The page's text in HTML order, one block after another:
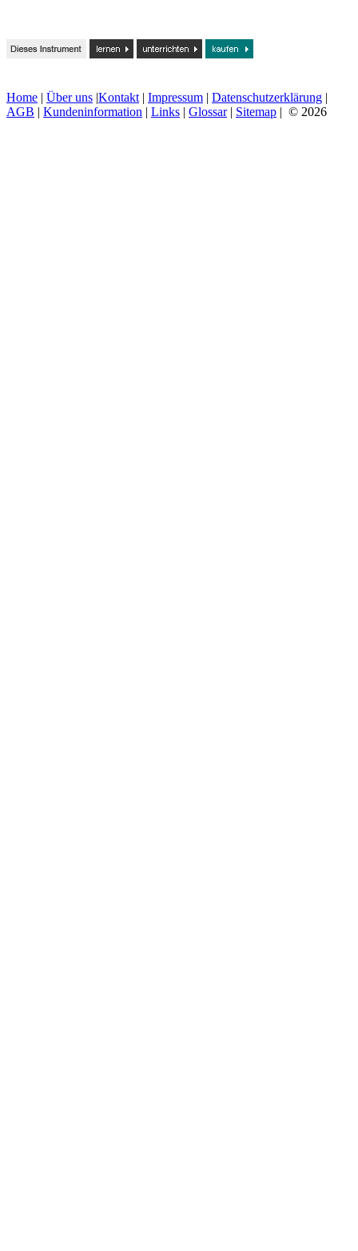
Home | Über uns |Kontakt| Impressum | Datenschutzerklärung |
AGB | Kundeninformation | Links | Glossar| Sitemap | © 2026